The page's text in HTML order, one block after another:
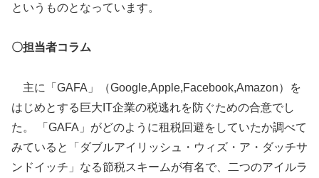
というものとなっています。
〇担当者コラム
主に「GAFA」（Google,Apple,Facebook,Amazon）を
はじめとする巨大IT企業の税逃れを防ぐための合意でし
た。 「GAFA」がどのように租税回避をしていたか調べて
みていると「ダブルアイリッシュ・ウィズ・ア・ダッチサ
ンドイッチ」なる節税スキームが有名で、二つのアイルラ